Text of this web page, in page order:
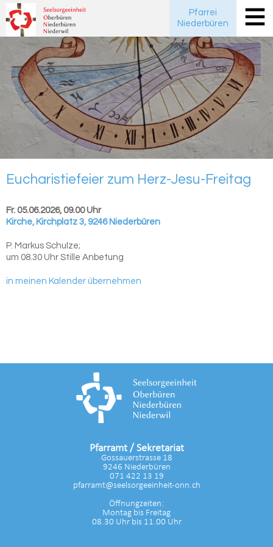
Pfarrei
Niederbüren
Eu­cha­ris­tie­fei­er zum Herz-​Jesu-Freitag
Fr. 05.06.2026, 09.00 Uhr
Kirche, Kirchplatz 3, 9246 Niederbüren
P. Markus Schulze;
um 08.30 Uhr Stille Anbetung
in meinen Kalender übernehmen
Pfarramt / Sekretariat
Gossauerstrasse 18
9246 Niederbüren
071 422 13 19
pfarramt@seelsorgeeinheit-onn.ch
Öffnungzeiten:
Montag bis Freitag
08.30 Uhr bis 11.00 Uhr